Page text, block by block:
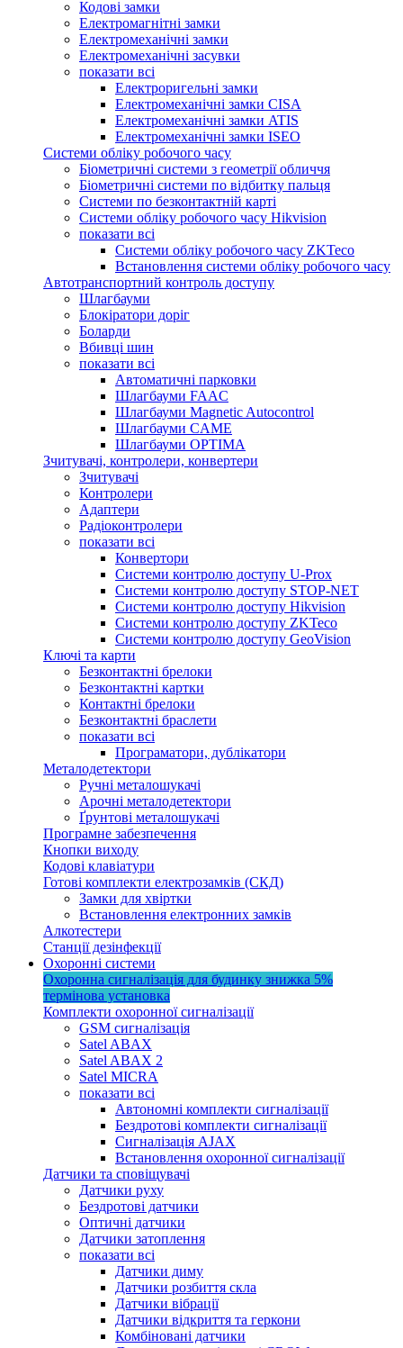
Кодові замки
Електромагнітні замки
Електромеханічні замки
Електромеханічні засувки
показати всі
Електроригельні замки
Електромеханічні замки CISA
Електромеханічні замки ATIS
Електромеханічні замки ISEO
Системи обліку робочого часу
Біометричні системи з геометрії обличчя
Біометричні системи по відбитку пальця
Системи по безконтактній карті
Системи обліку робочого часу Hikvision
показати всі
Системи обліку робочого часу ZKTeco
Встановлення системи обліку робочого часу
Автотранспортний контроль доступу
Шлагбауми
Блокіратори доріг
Боларди
Вбивці шин
показати всі
Автоматичні парковки
Шлагбауми FAAC
Шлагбауми Magnetic Autocontrol
Шлагбауми CAME
Шлагбауми OPTIMA
Зчитувачі, контролери, конвертери
Зчитувачі
Контролери
Адаптери
Радіоконтролери
показати всі
Конвертори
Системи контролю доступу U-Prox
Системи контролю доступу STOP-NET
Системи контролю доступу Hikvision
Системи контролю доступу ZKTeco
Системи контролю доступу GeoVision
Ключі та карти
Безконтактні брелоки
Безконтактні картки
Контактні брелоки
Безконтактні браслети
показати всі
Програматори, дублікатори
Металодетектори
Ручні металошукачі
Арочні металодетектори
Ґрунтові металошукачі
Програмне забезпечення
Кнопки виходу
Кодові клавіатури
Готові комплекти електрозамків (СКД)
Замки для хвіртки
Встановлення електронних замків
Алкотестери
Станції дезінфекції
Охоронні системи
Охоронна сигналізація для будинку знижка 5%
термінова установка
Комплекти охоронної сигналізації
GSM сигналізація
Satel ABAX
Satel ABAX 2
Satel MICRA
показати всі
Автономні комплекти сигналізації
Бездротові комплекти сигналізації
Сигналізація AJAX
Встановлення охоронної сигналізації
Датчики та сповіщувачі
Датчики руху
Бездротові датчики
Оптичні датчики
Датчики затоплення
показати всі
Датчики диму
Датчики розбиття скла
Датчики вібрації
Датчики відкриття та геркони
Комбіновані датчики